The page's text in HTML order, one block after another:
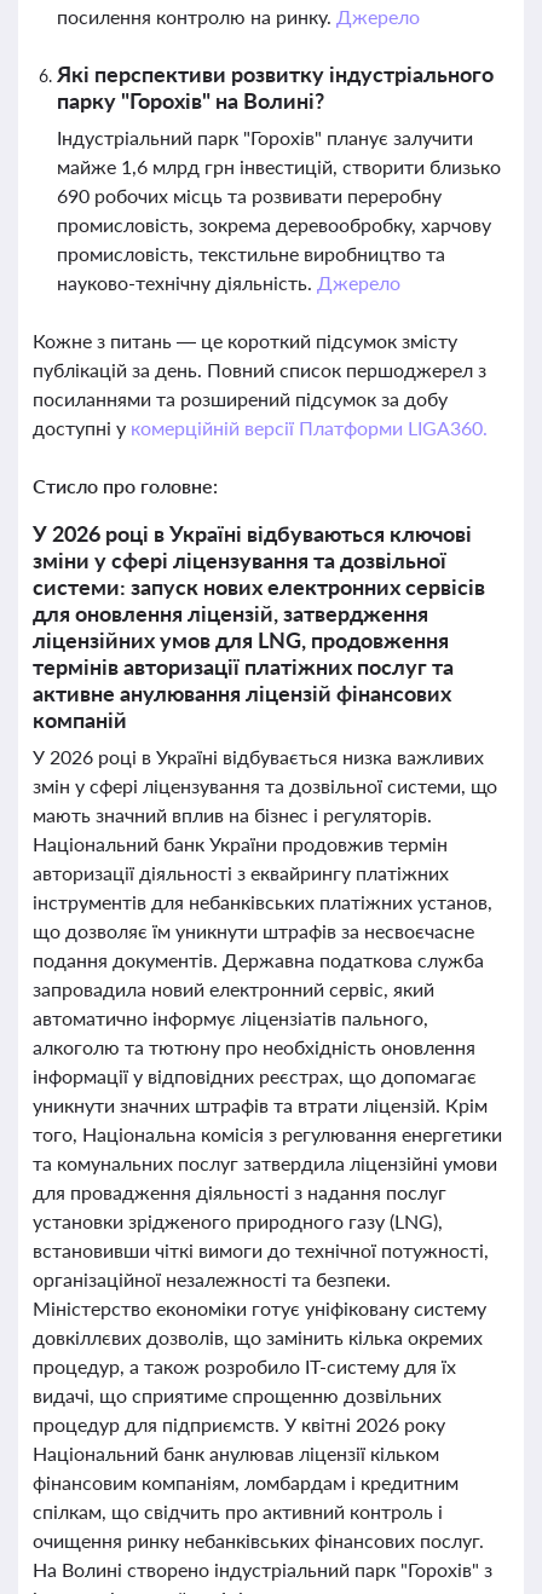
посилення контролю на ринку. Джерело
Які перспективи розвитку індустріального
парку "Горохів" на Волині?
Індустріальний парк "Горохів" планує залучити
майже 1,6 млрд грн інвестицій, створити близько
690 робочих місць та розвивати переробну
промисловість, зокрема деревообробку, харчову
промисловість, текстильне виробництво та
науково-технічну діяльність. Джерело
Кожне з питань — це короткий підсумок змісту
публікацій за день. Повний список першоджерел з
посиланнями та розширений підсумок за добу
доступні у комерційній версії Платформи LIGA360.
Стисло про головне:
У 2026 році в Україні відбуваються ключові
зміни у сфері ліцензування та дозвільної
системи: запуск нових електронних сервісів
для оновлення ліцензій, затвердження
ліцензійних умов для LNG, продовження
термінів авторизації платіжних послуг та
активне анулювання ліцензій фінансових
компаній
У 2026 році в Україні відбувається низка важливих
змін у сфері ліцензування та дозвільної системи, що
мають значний вплив на бізнес і регуляторів.
Національний банк України продовжив термін
авторизації діяльності з еквайрингу платіжних
інструментів для небанківських платіжних установ,
що дозволяє їм уникнути штрафів за несвоєчасне
подання документів. Державна податкова служба
запровадила новий електронний сервіс, який
автоматично інформує ліцензіатів пального,
алкоголю та тютюну про необхідність оновлення
інформації у відповідних реєстрах, що допомагає
уникнути значних штрафів та втрати ліцензій. Крім
того, Національна комісія з регулювання енергетики
та комунальних послуг затвердила ліцензійні умови
для провадження діяльності з надання послуг
установки зрідженого природного газу (LNG),
встановивши чіткі вимоги до технічної потужності,
організаційної незалежності та безпеки.
Міністерство економіки готує уніфіковану систему
довкіллєвих дозволів, що замінить кілька окремих
процедур, а також розробило ІТ-систему для їх
видачі, що сприятиме спрощенню дозвільних
процедур для підприємств. У квітні 2026 року
Національний банк анулював ліцензії кільком
фінансовим компаніям, ломбардам і кредитним
спілкам, що свідчить про активний контроль і
очищення ринку небанківських фінансових послуг.
На Волині створено індустріальний парк "Горохів" з